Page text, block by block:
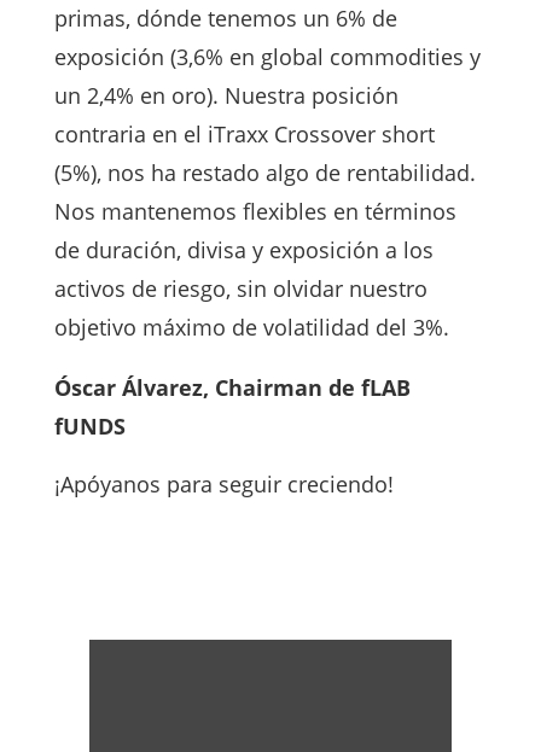
primas, dónde tenemos un 6% de
exposición (3,6% en global commodities y
un 2,4% en oro). Nuestra posición
contraria en el iTraxx Crossover short
(5%), nos ha restado algo de rentabilidad.
Nos mantenemos flexibles en términos
de duración, divisa y exposición a los
activos de riesgo, sin olvidar nuestro
objetivo máximo de volatilidad del 3%.
Óscar Álvarez, Chairman de fLAB
fUNDS
¡Apóyanos para seguir creciendo!